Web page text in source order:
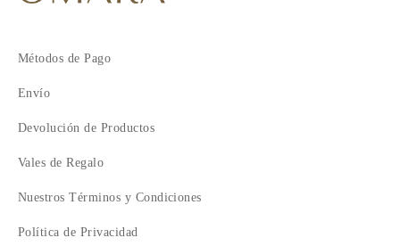
Métodos de Pago
Envío
Devolución de Productos
Vales de Regalo
Nuestros Términos y Condiciones
Política de Privacidad